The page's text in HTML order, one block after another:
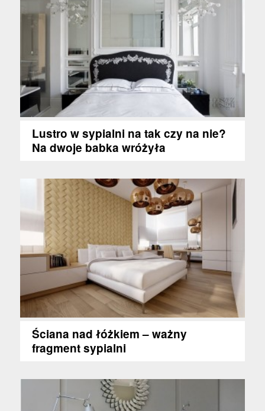
Lustro w sypialni na tak czy na nie?
Na dwoje babka wróżyła
Ściana nad łóżkiem – ważny
fragment sypialni